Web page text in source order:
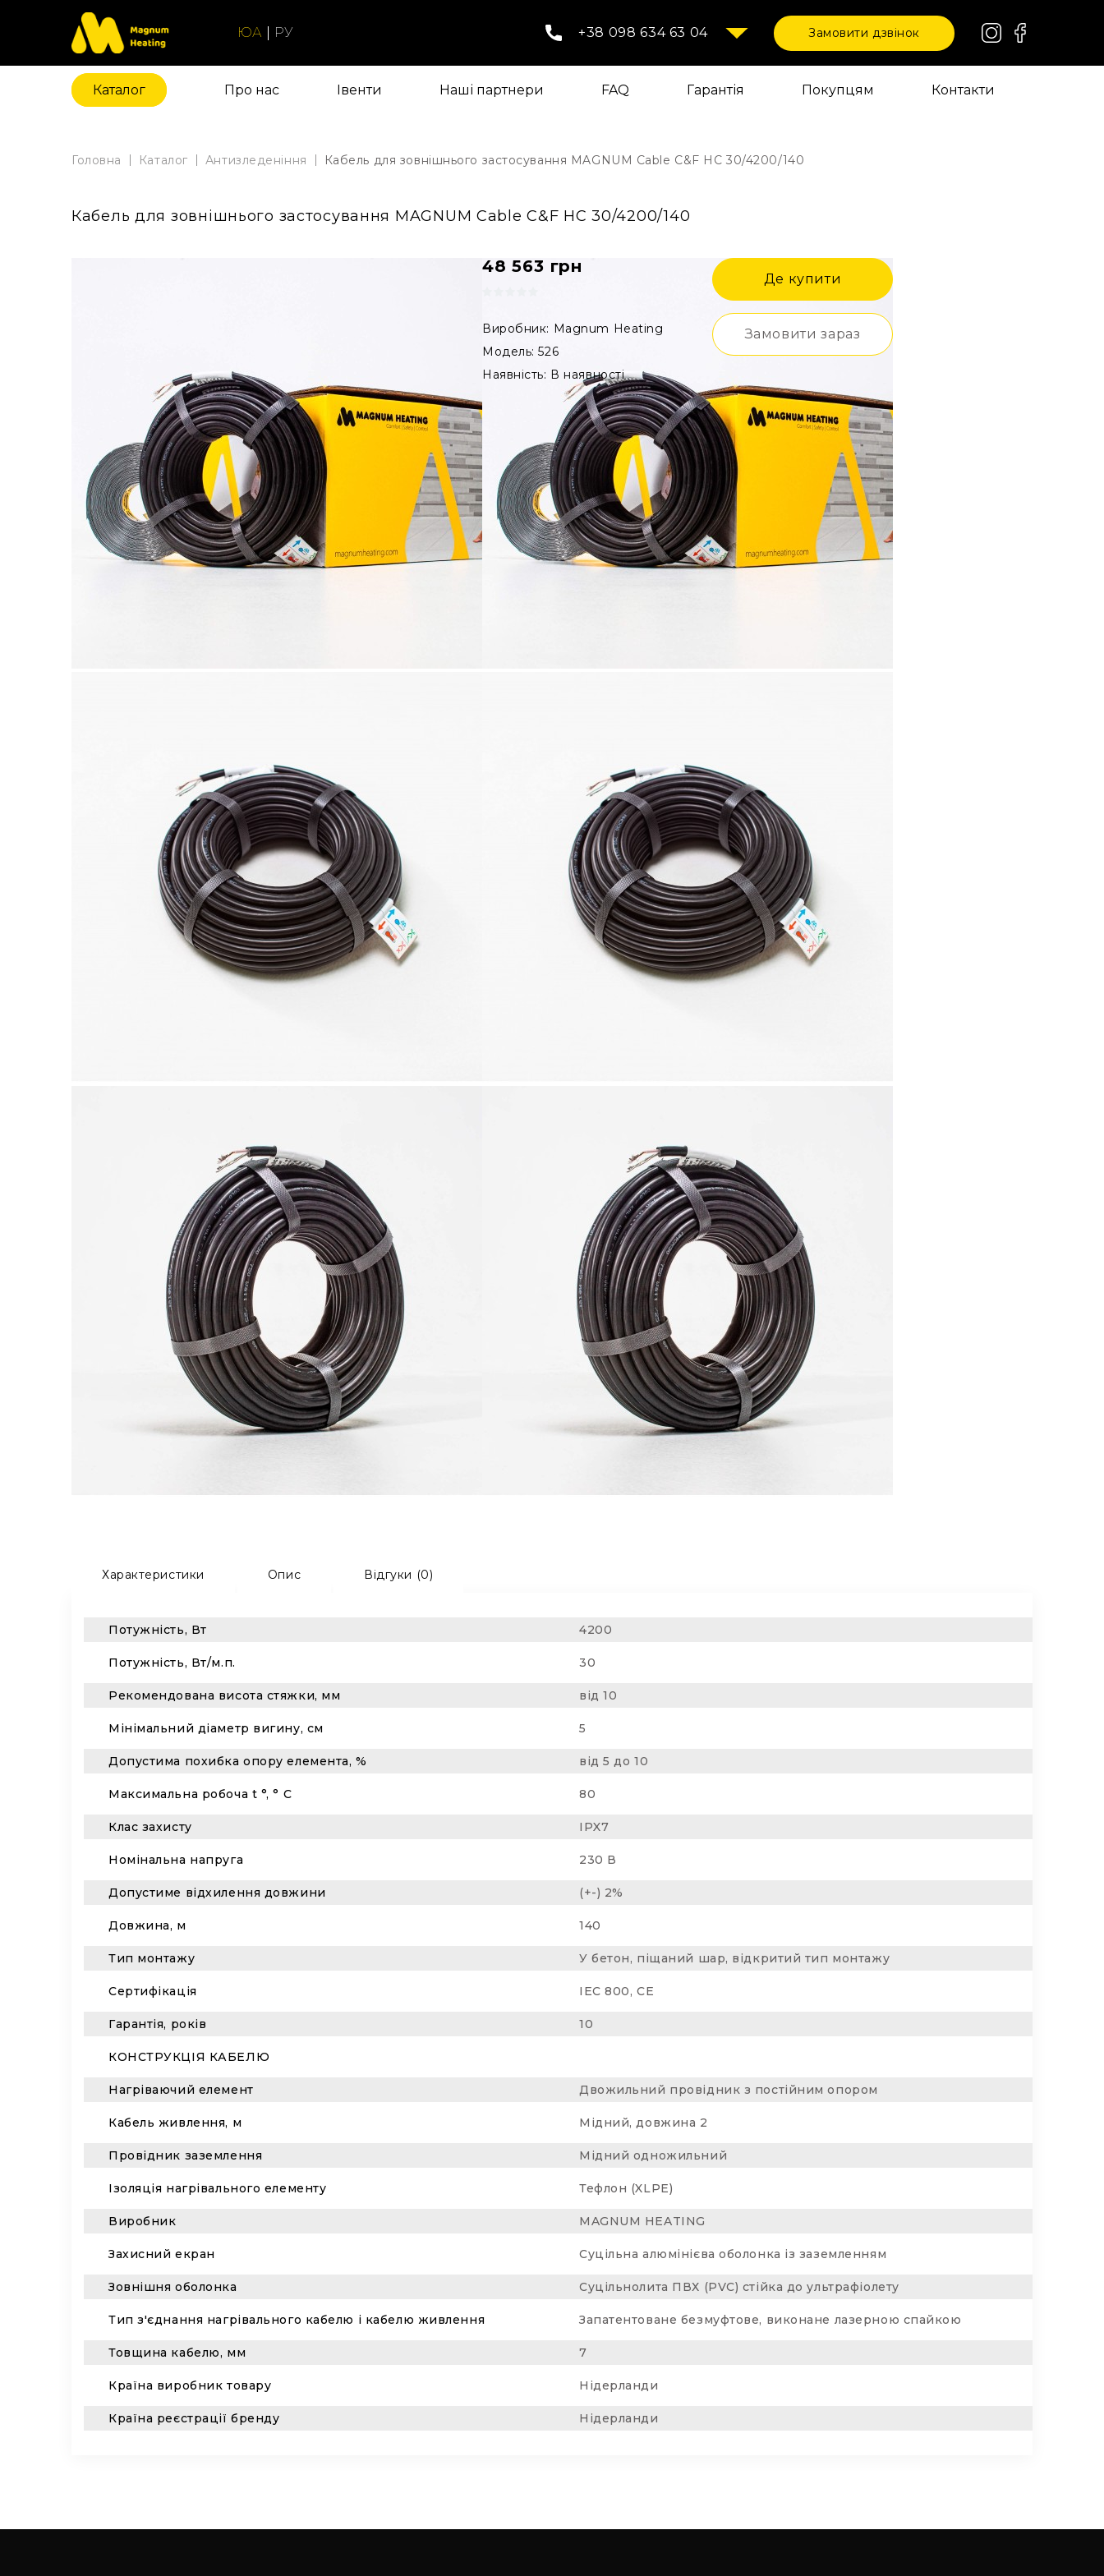
ЮА РУ +38 098 634 63 04 Замовити дзвінок
Каталог Про нас Iвенти Наші партнери FAQ Гарантія Покупцям Контакти
Головна Каталог Антизледеніння Кабель для зовнішнього застосування MAGNUM Cable C&F HC 30/4200/140
Кабель для зовнішнього застосування MAGNUM Cable C&F HC 30/4200/140
48 563 грн
Виробник: Magnum Heating
Модель: 526
Наявність: В наявності
Де купити
Замовити зараз
Характеристики Опис Відгуки (0)
Потужність, Вт 4200
Потужність, Вт/м.п. 30
Рекомендована висота стяжки, мм від 10
Мінімальний діаметр вигину, см 5
Допустима похибка опору елемента, % від 5 до 10
Максимальна робоча t °, ° C 80
Клас захисту IPX7
Номінальна напруга 230 В
Допустиме відхилення довжини (+-) 2%
Довжина, м 140
Тип монтажу У бетон, піщаний шар, відкритий тип монтажу
Сертифікація IEC 800, CE
Гарантія, років 10
КОНСТРУКЦІЯ КАБЕЛЮ
Нагріваючий елемент Двожильний провідник з постійним опором
Кабель живлення, м Мідний, довжина 2
Провідник заземлення Мідний одножильний
Ізоляція нагрівального елементу Тефлон (XLPE)
Виробник MAGNUM HEATING
Захисний екран Суцільна алюмінієва оболонка із заземленням
Зовнішня оболонка Суцільнолита ПВХ (PVC) стійка до ультрафіолету
Тип з'єднання нагрівального кабелю і кабелю живлення Запатентоване безмуфтове, виконане лазерною спайкою
Товщина кабелю, мм 7
Країна виробник товару Нідерланди
Країна реєстрації бренду Нідерланди